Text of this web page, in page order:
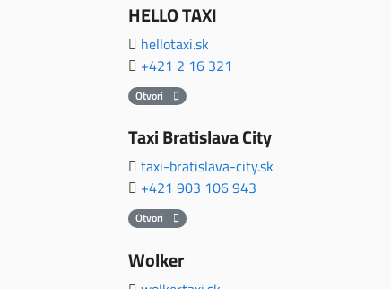
HELLO TAXI
hellotaxi.sk
+421 2 16 321
Otvori
Taxi Bratislava City
taxi-bratislava-city.sk
+421 903 106 943
Otvori
Wolker